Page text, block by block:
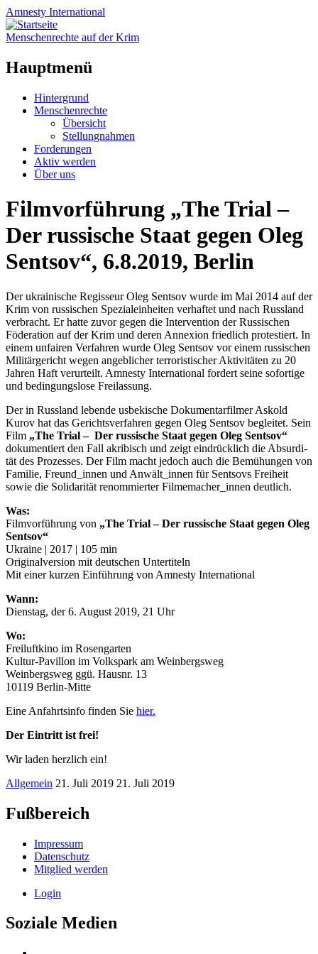
Amnesty International
Menschenrechte auf der Krim
Hauptmenü
Zum
Inhalt
Hintergrund
Menschenrechte
Übersicht
Stellungnahmen
Forderungen
Aktiv werden
Über uns
Filmvorführung „The Trial –
Der russische Staat gegen Oleg
Sentsov“, 6.8.2019, Berlin
Der ukrainische Regisseur Oleg Sentsov wurde im Mai 2014 auf der
Krim von russischen Spezialeinheiten verhaftet und nach Russland
verbracht. Er hatte zuvor gegen die Intervention der Russischen
Föderation auf der Krim und deren Annexion friedlich protestiert. In
einem unfairen Verfahren wurde Oleg Sentsov vor einem russischen
Militärgericht wegen angeblicher terroristischer Aktivitäten zu 20
Jahren Haft verurteilt. Amnesty International fordert seine sofortige
und bedingungslose Freilassung.
Der in Russ­land lebende usbe­ki­sche Doku­men­tar­fil­mer Askold
Kurov hat das Gerichts­ver­fah­ren gegen Oleg Sentsov beglei­tet. Sein
Film „The Trial – Der russische Staat gegen Oleg Sentsov“
dokumentiert den Fall akribisch und zeigt eindrücklich die Absur­di­
tät des Pro­zes­ses. Der Film macht jedoch auch die Bemü­hun­gen von
Familie, Freun­d_in­nen und Anwäl­t_in­nen für Sent­sovs Frei­heit
sowie die Soli­da­ri­tät renom­mier­ter Fil­me­ma­che­r_in­nen deutlich.
Was:
Filmvorführung von „The Trial – Der russische Staat gegen Oleg
Sentsov“
Ukraine | 2017 | 105 min
Originalversion mit deutschen Untertiteln
Mit einer kurzen Einführung von Amnesty International
Wann:
Dienstag, der 6. August 2019, 21 Uhr
Wo:
Freiluftkino im Rosengarten
Kultur-Pavillon im Volkspark am Weinbergsweg
Weinbergsweg ggü. Hausnr. 13
10119 Berlin-Mitte
Eine Anfahrtsinfo finden Sie hier.
Der Eintritt ist frei!
Wir laden herzlich ein!
Allgemein 21. Juli 2019 21. Juli 2019
Fußbereich
Impressum
Datenschutz
Mitglied werden
Login
Soziale Medien